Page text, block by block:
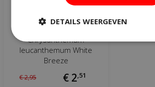
Chrysanthemum
leucanthemum White
Breeze
€2,95 € 2 51
DETAILS WEERGEVEN